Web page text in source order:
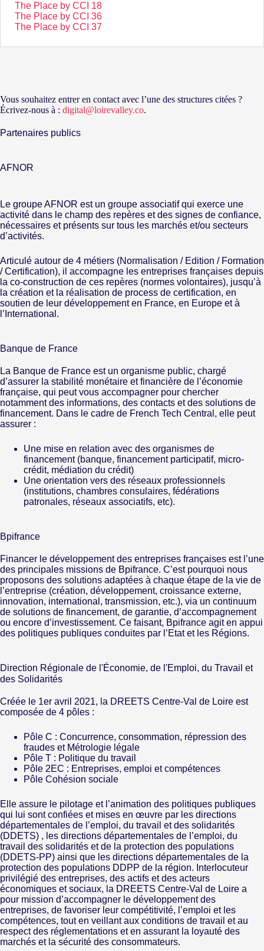
The Place by CCI 18
The Place by CCI 36
The Place by CCI 37
Vous souhaitez entrer en contact avec l’une des structures citées ?
Écrivez-nous à : digital@loirevalley.co.
Partenaires publics
AFNOR
Le groupe AFNOR est un groupe associatif qui exerce une
activité dans le champ des repères et des signes de confiance,
nécessaires et présents sur tous les marchés et/ou secteurs
d’activités.
Articulé autour de 4 métiers (Normalisation / Edition / Formation
/ Certification), il accompagne les entreprises françaises depuis
la co-construction de ces repères (normes volontaires), jusqu’à
la création et la réalisation de process de certification, en
soutien de leur développement en France, en Europe et à
l’International.
Banque de France
La Banque de France est un organisme public, chargé
d’assurer la stabilité monétaire et financière de l’économie
française, qui peut vous accompagner pour chercher
notamment des informations, des contacts et des solutions de
financement. Dans le cadre de French Tech Central, elle peut
assurer :
Une mise en relation avec des organismes de
financement (banque, financement participatif, micro-
crédit, médiation du crédit)
Une orientation vers des réseaux professionnels
(institutions, chambres consulaires, fédérations
patronales, réseaux associatifs, etc).
Bpifrance
Financer le développement des entreprises françaises est l’une
des principales missions de Bpifrance. C’est pourquoi nous
proposons des solutions adaptées à chaque étape de la vie de
l’entreprise (création, développement, croissance externe,
innovation, international, transmission, etc.), via un continuum
de solutions de financement, de garantie, d’accompagnement
ou encore d’investissement. Ce faisant, Bpifrance agit en appui
des politiques publiques conduites par l’Etat et les Régions.
Direction Régionale de l'Économie, de l'Emploi, du Travail et
des Solidarités
Créée le 1er avril 2021, la DREETS Centre-Val de Loire est
composée de 4 pôles :
Pôle C : Concurrence, consommation, répression des
fraudes et Métrologie légale
Pôle T : Politique du travail
Pôle 2EC : Entreprises, emploi et compétences
Pôle Cohésion sociale
Elle assure le pilotage et l’animation des politiques publiques
qui lui sont confiées et mises en œuvre par les directions
départementales de l’emploi, du travail et des solidarités
(DDETS) , les directions départementales de l’emploi, du
travail des solidarités et de la protection des populations
(DDETS-PP) ainsi que les directions départementales de la
protection des populations DDPP de la région. Interlocuteur
privilégié des entreprises, des actifs et des acteurs
économiques et sociaux, la DREETS Centre-Val de Loire a
pour mission d’accompagner le développement des
entreprises, de favoriser leur compétitivité, l’emploi et les
compétences, tout en veillant aux conditions de travail et au
respect des réglementations et en assurant la loyauté des
marchés et la sécurité des consommateurs.